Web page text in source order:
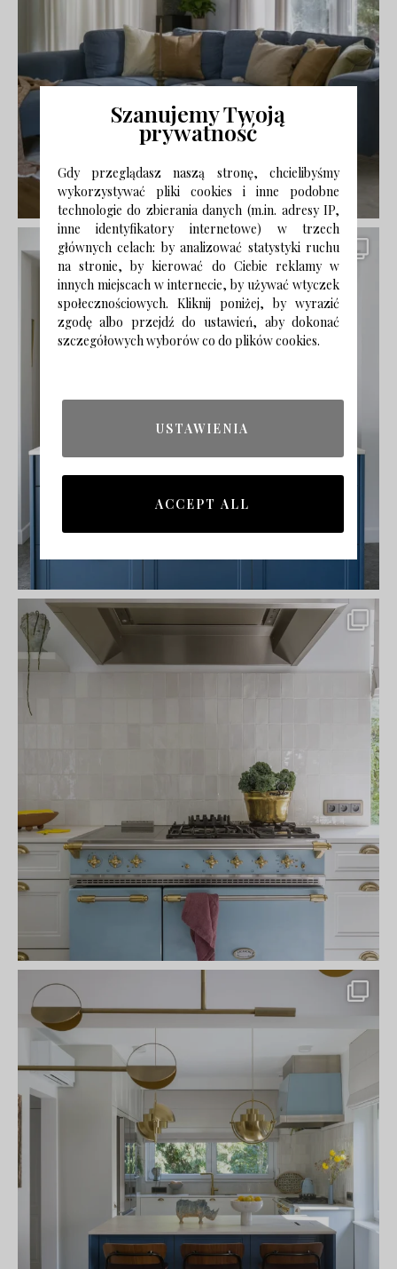
Szanujemy Twoją
prywatność
Gdy przeglądasz naszą stronę, chcielibyśmy
wykorzystywać pliki cookies i inne podobne
technologie do zbierania danych (m.in. adresy IP,
inne identyfikatory internetowe) w trzech
głównych celach: by analizować statystyki ruchu
na stronie, by kierować do Ciebie reklamy w
innych miejscach w internecie, by używać wtyczek
społecznościowych. Kliknij poniżej, by wyrazić
zgodę albo przejdź do ustawień, aby dokonać
szczegółowych wyborów co do plików cookies.
USTAWIENIA
ACCEPT ALL